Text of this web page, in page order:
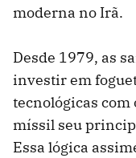
moderna no Irã.
Desde 1979, as
investir em
tecnológicas
míssil seu
Essa lógica